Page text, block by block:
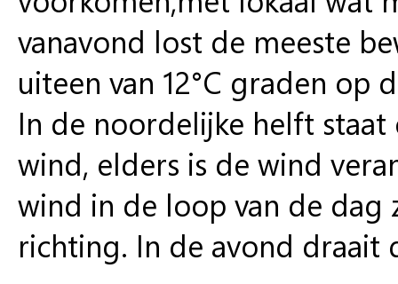
vanavond lost de meeste
uiteen van 12°C graden op
In de noordelijke helft
wind, elders is de wind
wind in de loop van de
richting. In de avond